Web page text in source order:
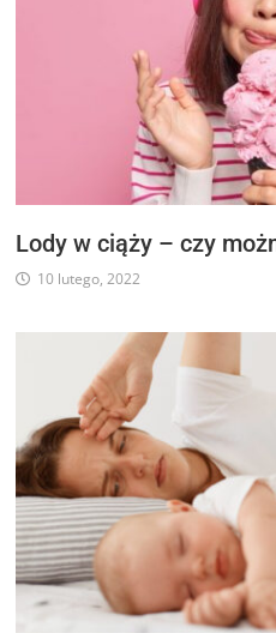
Lody w ciąży – czy
10 lutego, 2022